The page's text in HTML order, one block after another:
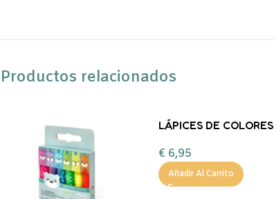
Productos relacionados
LÁPICES DE COLORES
€ 6,95
Añadir Al Carrito